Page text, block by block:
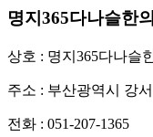
명지365다나슬한
상호 : 명지365다나슬
주소 : 부산광역시 강
전화 : 051-207-1365